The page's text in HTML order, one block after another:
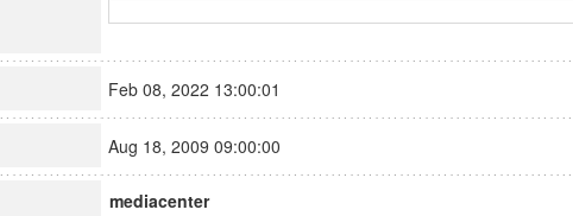
Feb 08, 2022 13:00:01
Aug 18, 2009 09:00:00
mediacenter